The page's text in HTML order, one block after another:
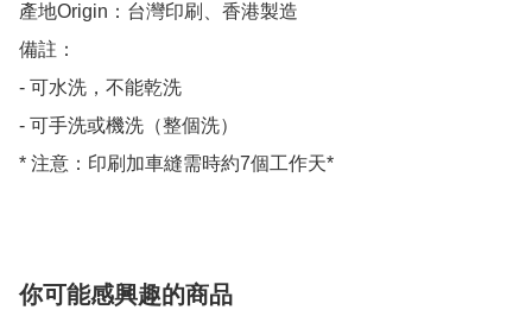
產地Origin：台灣印刷、香港製造
備註：
- 可水洗，不能乾洗
- 可手洗或機洗（整個洗）
* 注意：印刷加車縫需時約7個工作天*
你可能感興趣的商品